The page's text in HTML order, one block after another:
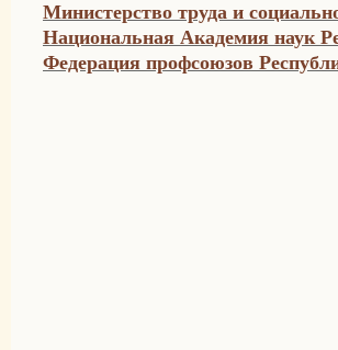
Министерство труда и
Национальная Академия наук
Федерация профсоюзов